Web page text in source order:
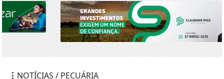
NOTÍCIAS / PECUÁRIA